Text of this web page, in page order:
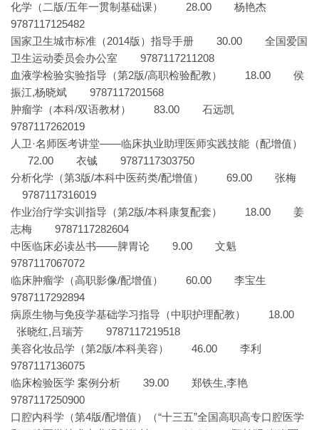
化学（二版/五年一贯制基础课） 28.00 杨艳杰
9787117125482
国家卫生城市标准（2014版）指导手册 30.00 全国爱国
卫生运动委员会办公室 9787117211208
血液学检验实验指导（第2版/高职检验配教） 18.00 侯
振江,杨晓斌 9787117201568
肿瘤学（本科/双语教材） 83.00 石远凯
9787117262019
人卫·名师医考讲堂——临床执业助理医师实践技能（配增值）
72.00 衣铖 9787117303750
分析化学（第3版/本科中医药类/配增值） 69.00 张梅
9787117316019
作业治疗学实训指导（第2版/本科康复配套） 18.00 姜
志梅 9787117282604
中医临床必读丛书——脾胃论 9.00 文魁
9787117067072
临床肿瘤学（高职影像/配增值） 60.00 李宝生
9787117292894
病原生物与免疫学基础学习指导（中职护理配教） 18.00
张晓红,吕瑞芳 9787117219518
美容化妆品学（第2版/本科美容） 46.00 李利
9787117136075
临床检验医学 案例分析 39.00 郑铁生,李艳
9787117250900
口腔内科学（第4版/配增值）（“十三五”全国高职高专口腔医学